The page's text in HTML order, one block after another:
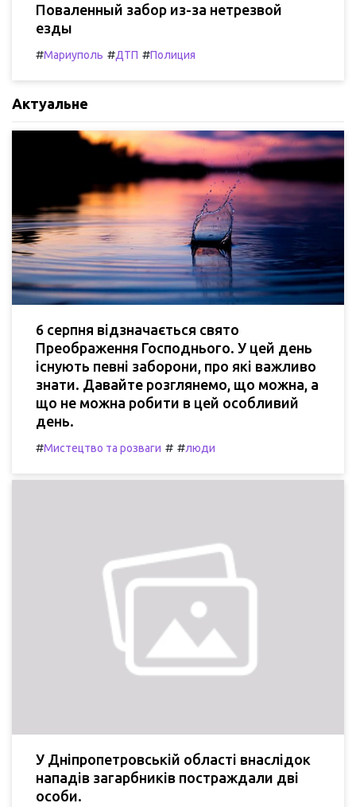
Поваленный забор из-за нетрезвой
езды
#Мариуполь #ДТП #Полиция
Актуальне
6 серпня відзначається свято
Преображення Господнього. У цей день
існують певні заборони, про які важливо
знати. Давайте розглянемо, що можна, а
що не можна робити в цей особливий
день.
#Мистецтво та розваги # #люди
У Дніпропетровській області внаслідок
нападів загарбників постраждали дві
особи.